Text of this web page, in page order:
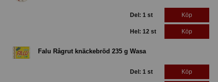
Del: 1 st Köp
Hel: 12 st Köp
Falu Rågrut knäckebröd 235 g Wasa
Del: 1 st Köp